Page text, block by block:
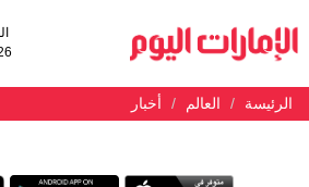
الرئيسة العالم أخبار